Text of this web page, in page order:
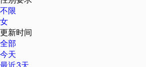
不限
女
更新时间
全部
今天
最近3天